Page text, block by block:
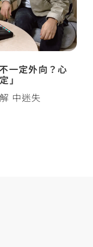
一定外向？心
」
中迷失